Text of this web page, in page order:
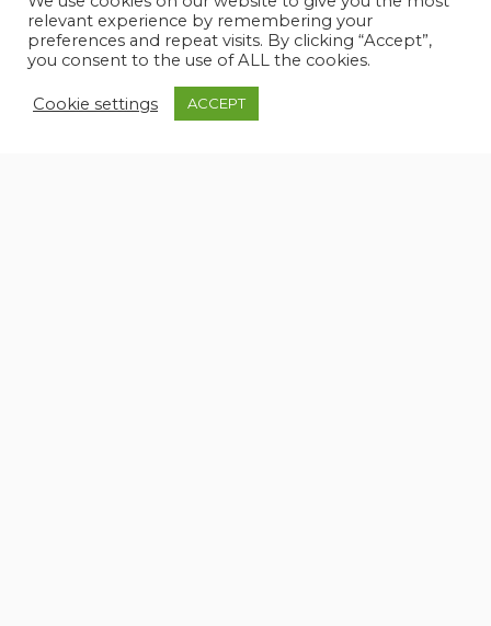
relevant experience by remembering your
preferences and repeat visits. By clicking “Accept”,
you consent to the use of ALL the cookies.
Cookie settings ACCEPT